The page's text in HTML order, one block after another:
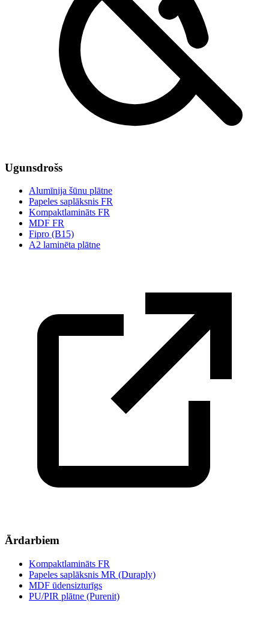
Ugunsdrošs
Alumīnija šūnu plātne
Papeles saplāksnis FR
Kompaktlamināts FR
MDF FR
Fipro (B15)
A2 laminēta plātne
Ārdarbiem
Kompaktlamināts FR
Papeles saplāksnis MR (Duraply)
MDF ūdensizturīgs
PU/PIR plātne (Purenit)